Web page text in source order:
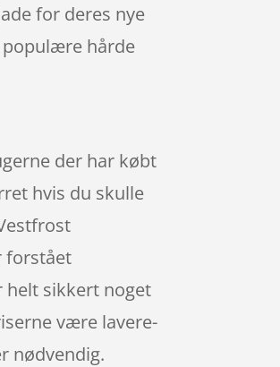
for deres nye
populære hårde
der har købt
hvis du skulle
forstået
helt sikkert noget
være lavere-
nødvendig.